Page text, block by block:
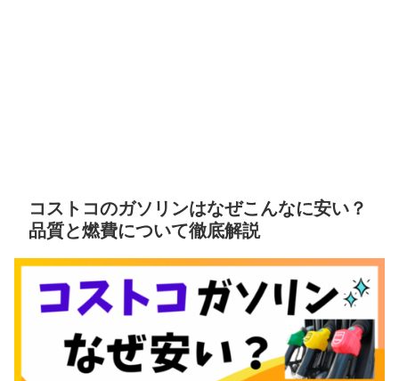
コストコのガソリンはなぜこんなに安い？
品質と燃費について徹底解説